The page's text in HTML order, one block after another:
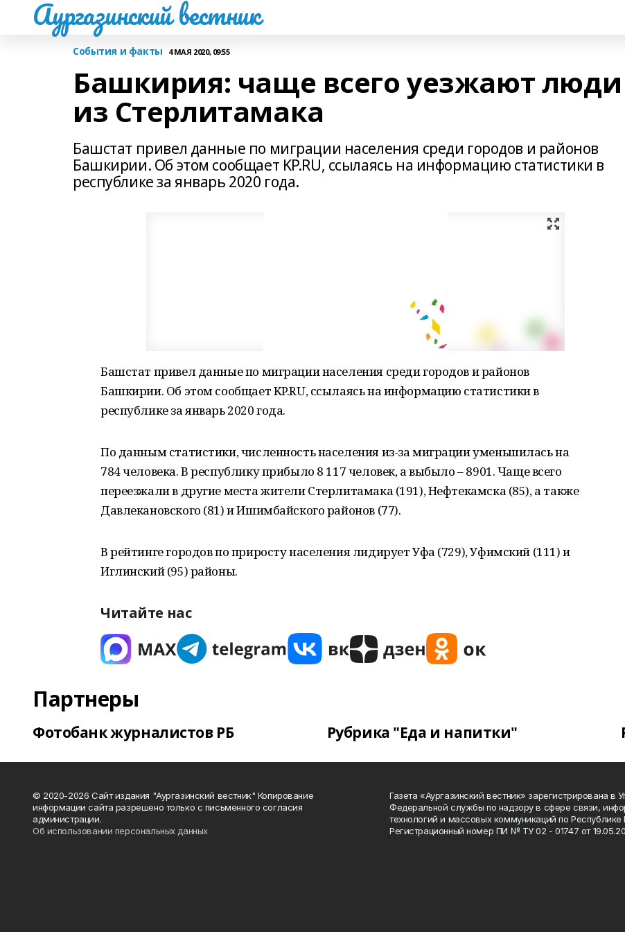
Аургазинский вестник
События и факты 4 МАЯ 2020, 09:55
Башкирия: чаще всего уезжают люди
из Стерлитамака
Башстат привел данные по миграции населения среди городов и районов
Башкирии. Об этом сообщает KP.RU, ссылаясь на информацию статистики в
республике за январь 2020 года.
Башстат привел данные по миграции населения среди городов и районов
Башкирии. Об этом сообщает KP.RU, ссылаясь на информацию статистики в
республике за январь 2020 года.
По данным статистики, численность населения из-за миграции уменьшилась на
784 человека. В республику прибыло 8 117 человек, а выбыло – 8901. Чаще всего
переезжали в другие места жители Стерлитамака (191), Нефтекамска (85), а также
Давлекановского (81) и Ишимбайского районов (77).
В рейтинге городов по приросту населения лидирует Уфа (729), Уфимский (111) и
Иглинский (95) районы.
Читайте нас
Партнеры
Фотобанк журналистов РБ Рубрика "Еда и напитки"
© 2020-2026 Сайт издания "Аургазинский вестник" Копирование
информации сайта разрешено только с письменного согласия
администрации.
Об использовании персональных данных
Газета «Аургазинский вестник» зарегистрирована в
Федеральной службы по надзору в сфере связи,
технологий и массовых коммуникаций по Республике
Регистрационный номер ПИ № ТУ 02 - 01747 от